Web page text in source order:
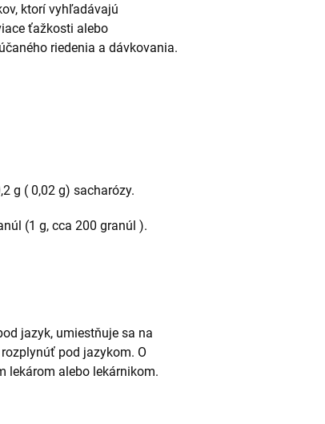
ktorí vyhľadávajú
ťažkosti alebo
riedenia a dávkovania.
g ( 0,02 g) sacharózy.
(1 g, cca 200 granúl ).
jazyk, umiestňuje sa na
pod jazykom. O
lekárom alebo lekárnikom.